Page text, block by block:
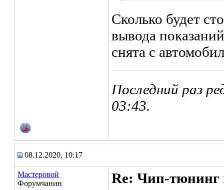
Сколько будет
вывода
снята с
Последний раз
03:43.
08.12.2020, 10:17
Мастеровой
Форумчанин
Re: Чип-тюнинг